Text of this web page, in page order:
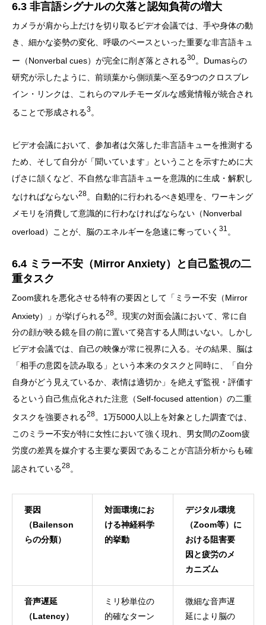
6.3 非言語シグナルの欠落と認知負荷の増大
カメラが肩から上だけを切り取るビデオ会議では、手や身体の動
き、細かな姿勢の変化、呼吸のペースといった重要な非言語キュ
ー（Nonverbal cues）が完全に削ぎ落とされる30。Dumasらの
研究が示したように、前頭葉から側頭葉へ至る9つのクロスブレ
イン・リンクは、これらのマルチモーダルな感覚情報が統合され
ることで形成される3。
ビデオ会議において、参加者は欠落した非言語キューを推測する
ため、そして自分が「聞いています」ということを示すために大
げさに頷くなど、不自然な非言語キューを意識的に生成・解釈し
なければならない28。自動的に行われるべき処理を、ワーキング
メモリを消費して意識的に行わなければならない（Nonverbal
overload）ことが、脳のエネルギーを急速に奪っていく 31 。
6.4 ミラー不安（Mirror Anxiety）と自己監視の二
重タスク
Zoom疲れを悪化させる特有の要因として「ミラー不安（Mirror
Anxiety）」が挙げられる28。現実の対面会議において、常に自
分の顔が映る鏡を目の前に置いて発言する人間はいない。しかし
ビデオ会議では、自己の映像が常に視界に入る。その結果、脳は
「相手の意図を読み取る」という本来のタスクと同時に、「自分
自身がどう見えているか、表情は適切か」を絶えず監視・評価す
るという自己焦点化された注意（Self-focused attention）の二重
タスクを強要される28。1万5000人以上を対象とした調査では、
このミラー不安が特に女性において強く現れ、男女間のZoom疲
労度の差異を媒介する主要な要因であることが言語分析からも確
認されている28。
要因
（Bailenson
らの分類）
対面環境にお
ける神経科学
的挙動
デジタル環境
（Zoom等）に
おける阻害要
因と疲労のメ
カニズム
音声遅延
（Latency）
ミリ秒単位の
的確なターン
微細な音声遅
延により脳の